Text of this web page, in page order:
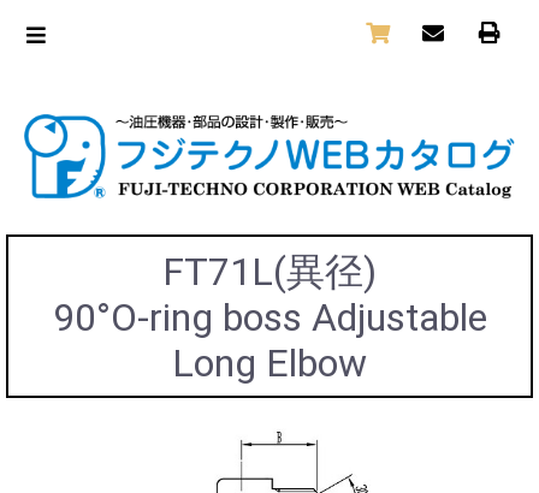
FT71L(異径)
90°O-ring boss Adjustable
Long Elbow